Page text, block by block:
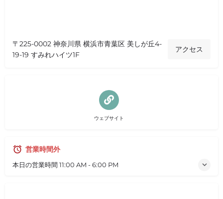
〒225-0002 神奈川県 横浜市青葉区 美しが丘4-
19-19 すみれハイツ1F
アクセス
ウェブサイト
営業時間外
本日の営業時間 11:00 AM - 6:00 PM